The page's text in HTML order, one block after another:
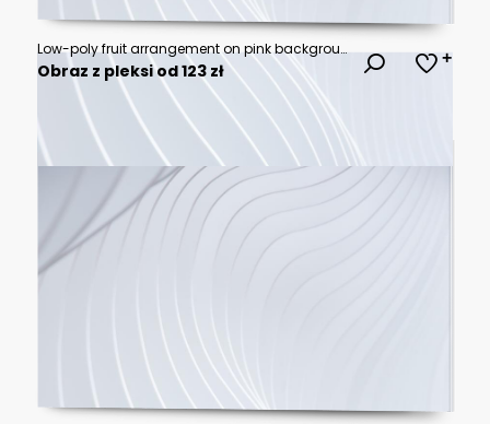
Low-poly fruit arrangement on pink background; food blog, website
Obraz z pleksi od 123 zł